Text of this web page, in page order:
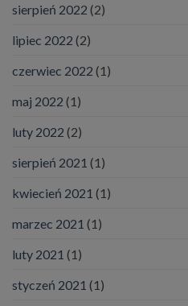
sierpień 2022 (2)
lipiec 2022 (2)
czerwiec 2022 (1)
maj 2022 (1)
luty 2022 (2)
sierpień 2021 (1)
kwiecień 2021 (1)
marzec 2021 (1)
luty 2021 (1)
styczeń 2021 (1)